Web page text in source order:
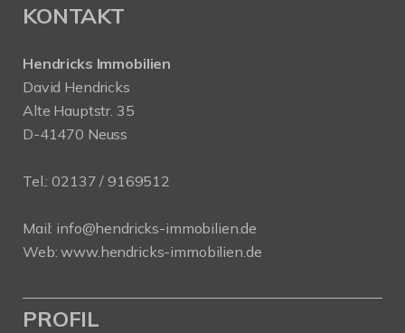
KONTAKT
Hendricks Immobilien
David Hendricks
Alte Hauptstr. 35
D-41470 Neuss
Tel.: 02137 / 9169512
Mail: info@hendricks-immobilien.de
Web:www.hendricks-immobilien.de
PROFIL